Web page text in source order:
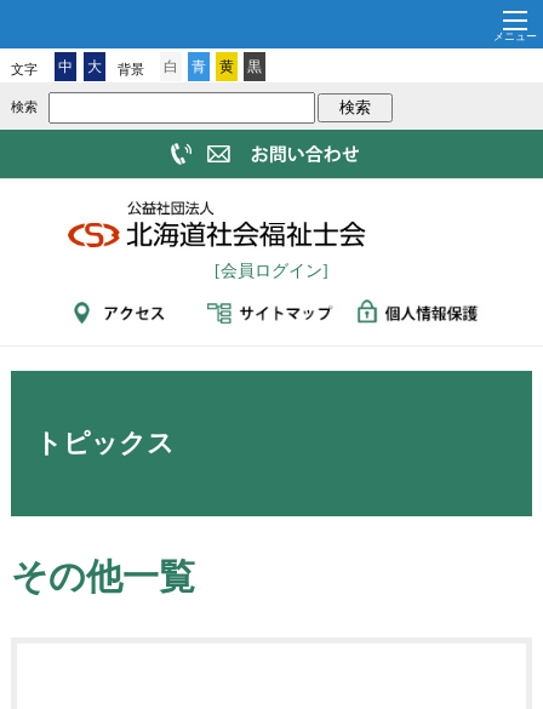
文字 中 大 背景 白 青 黄 黒
検索
[会員ログイン]
トピックス
その他一覧